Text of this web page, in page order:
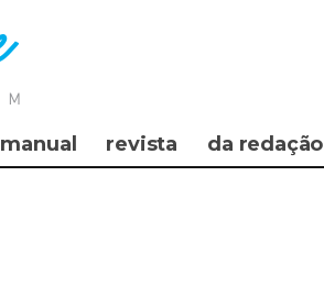
manual revista da redação